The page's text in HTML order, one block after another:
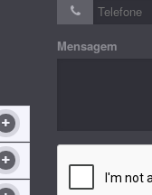
Mensagem